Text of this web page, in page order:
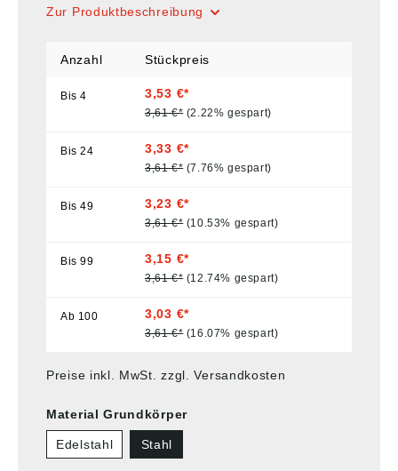
Zur Produktbeschreibung
Anzahl Stückpreis
Bis4 3,53 €*
3,61 €* (2.22% gespart)
Bis24 3,33 €*
3,61 €* (7.76% gespart)
Bis49 3,23 €*
3,61 €* (10.53% gespart)
Bis99 3,15 €*
3,61 €* (12.74% gespart)
Ab 100 3,03 €*
3,61 €* (16.07% gespart)
Preise inkl. MwSt. zzgl. Versandkosten
Material Grundkörper
Edelstahl Stahl